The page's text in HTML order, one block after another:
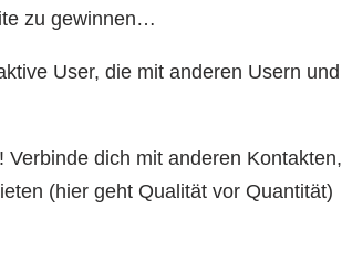
zu gewinnen…
User, die mit anderen Usern und
dich mit anderen Kontakten,
(hier geht Qualität vor Quantität)